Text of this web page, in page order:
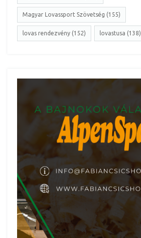
Magyar Lovassport Szövetség (155)
lovas rendezvény (152) lovastusa (138)